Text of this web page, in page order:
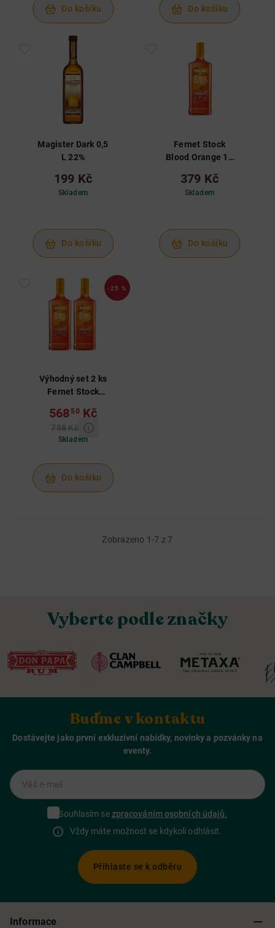
Do košíku Do košíku
Magister Dark 0,5
L 22%
199 Kč
Skladem
Do košíku
Fernet Stock
Blood Orange 1L
379 Kč
Skladem
Do košíku
-25 %
Výhodný set 2 ks
Fernet Stock
27%
568 50 Kč
758 Kč
Skladem
Do košíku
Zobrazeno 1-7 z 7
Vyberte podle značky
Buďme v kontaktu
Dostávejte jako první exkluzivní nabídky, novinky a pozvánky na
eventy.
Váš e-mail
Souhlasím sezpracováním osobních údajů.
Vždy máte možnost se kdykoli odhlásit.
Přihlaste se k odběru
Informace